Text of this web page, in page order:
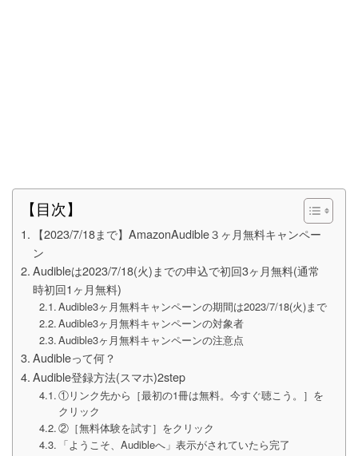
【目次】
【2023/7/18まで】AmazonAudible３ヶ月無料キャンペー
ン
Audibleは2023/7/18(火)までの申込で初回3ヶ月無料(通常
時初回1ヶ月無料)
Audible3ヶ月無料キャンペーンの期間は2023/7/18(火)まで
Audible3ヶ月無料キャンペーンの対象者
Audible3ヶ月無料キャンペーンの注意点
Audibleって何？
Audible登録方法(スマホ)2step
①リンク先から［最初の1冊は無料。今すぐ聴こう。］を
クリック
②［無料体験を試す］をクリック
「ようこそ、Audibleへ」表示がされていたら完了